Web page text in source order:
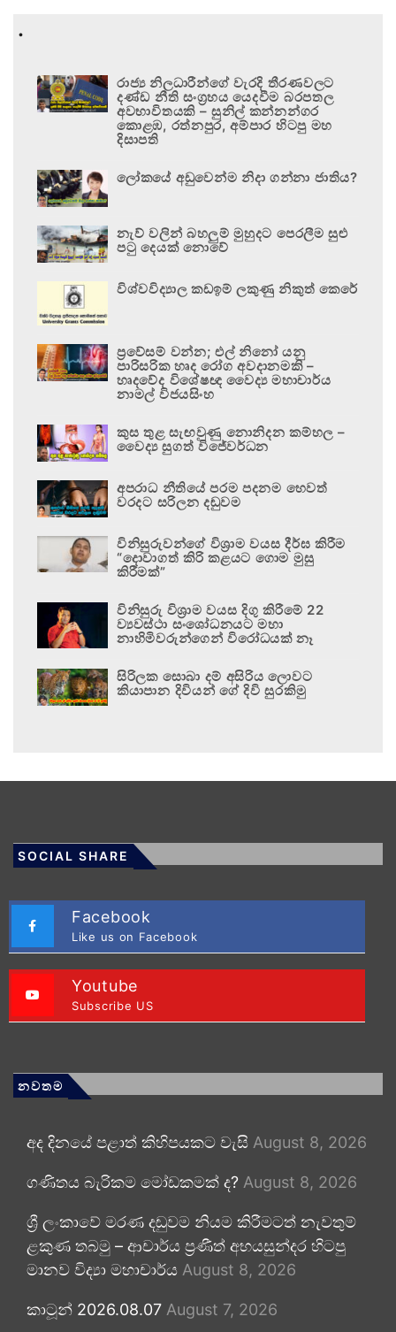
.
රාජ්‍ය නිලධාරීන්ගේ වැරදි තීරණවලට
දණ්ඩ නීති සංග්‍රහය යෙදවීම බරපතල
අවභාවිතයකි – සුනිල් කන්නන්ගර
කොළඹ, රත්නපුර, අම්පාර හිටපු මහ
දිසාපති
ලෝකයේ අඩුවෙන්ම නිදා ගන්නා ජාතිය?
නැව් වලින් බහලුම් මුහුදට පෙරලීම සුළු
පටු දෙයක් නොවේ
විශ්වවිද්‍යාල කඩඉම් ලකුණු නිකුත් කෙරේ
ප්‍රවේසම් වන්න; එල් නිනෝ යනු
පාරිසරික හෘද රෝග අවදානමකි –
හෘදවේද විශේෂඥ වෛද්‍ය මහාචාර්ය
නාමල් විජයසිංහ
කුස තුළ සැඟවුණු නොනිදන කම්හල –
වෛද්‍ය සුගත් විජේවර්ධන
අපරාධ නීතියේ පරම පදනම හෙවත්
වරදට සරිලන දඬුවම
විනිසුරුවන්ගේ විශ්‍රාම වයස දීර්ඝ කිරීම
“දොවාගත් කිරි කළයට ගොම මුසු
කිරීමක්”
විනිසුරු විශ්‍රාම වයස දිගු කිරීමේ 22
ව්‍යවස්ථා සංශෝධනයට මහා
නාහිමිවරුන්ගෙන් විරෝධයක් නෑ
සිරිලක සොබා දම් අසිරිය ලොවට
කියාපාන දිවියන් ගේ දිවි සුරකිමු
SOCIAL SHARE
Facebook
Like us on Facebook
Youtube
Subscribe US
නවතම
අද දිනයේ පළාත් කිහිපයකට වැසි August 8, 2026
ගණිතය බැරිකම මෝඩකමක් ද? August 8, 2026
ශ්‍රී ලංකාවේ මරණ දඬුවම නියම කිරීමටත් නැවතුම්
ළකුණ තබමු – ආචාර්ය ප්‍රණීත් අභයසුන්දර හිටපු
මානව විද්‍යා මහාචාර්ය August 8, 2026
කාටූන් 2026.08.07 August 7, 2026